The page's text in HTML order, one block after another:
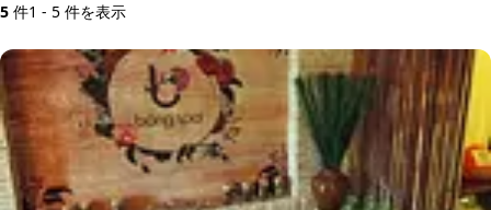
5 件1 - 5 件を表示